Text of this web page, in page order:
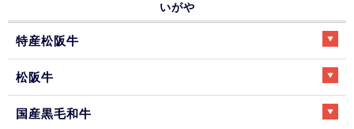
いがや
特産松阪牛
松阪牛
国産黒毛和牛